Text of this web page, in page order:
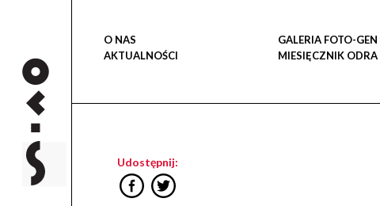
O NAS
AKTUALNOŚCI
GALERIA FOTO-GEN
MIESIĘCZNIK ODRA
Udostępnij: